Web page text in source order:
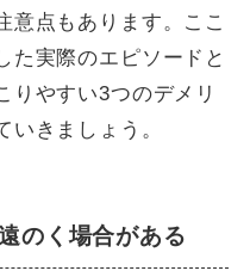
意点もあります。ここ
た実際のエピソードと
りやすい3つのデメリ
いきましょう。
のく場合がある